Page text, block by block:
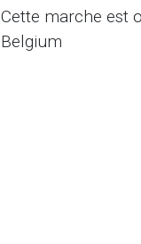
Cette marche est
Belgium